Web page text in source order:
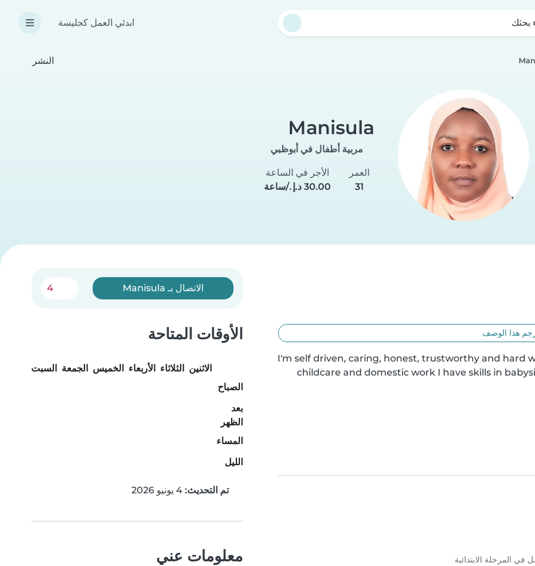
بحثك ابدئي العمل كجليسة
النشر
Manisula
مربية أطفال في أبوظبي
العمر
31
الأجر في الساعة
هذا الوصف
I'm self driven, caring, honest, trustworthy and hard
childcare and domestic work I have skills in
في المرحلة الابتدائية
الاتصال بـ Manisula 4
الأوقات المتاحة
الاثنين الثلاثاء الأربعاء الخميس الجمعة السبت
الصباح
بعد
الظهر
المساء
الليل
تم التحديث:
معلومات عني